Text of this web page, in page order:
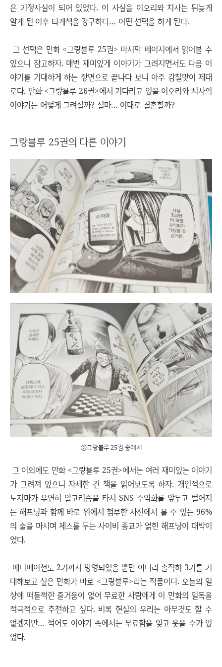
은 기정사실이 되어 있었다. 이 사실을 이오리와 치사는 뒤늦게
알게 된 이후 타개책을 강구하다… 어떤 선택을 하게 된다.
그 선택은 만화 <그랑블루 25권> 마지막 페이지에서 읽어볼 수
있으니 참고하자. 매번 재미있게 이야기가 그려지면서도 다음 이
야기를 기대하게 하는 장면으로 끝나다 보니 아주 감칠맛이 제대
로다. 만화 <그랑블루 26권>에서 기다리고 있을 이오리와 치사의
이야기는 어떻게 그려질까? 설마… 이대로 결혼할까?
그랑블루 25권의 다른 이야기
ⓒ그랑블루 25권 중에서
그 이외에도 만화 <그랑블루 25권>에서는 여러 재미있는 이야기
가 그려져 있으니 자세한 건 책을 읽어보도록 하자. 개인적으로
노지마가 우연히 알고리즘을 타서 SNS 수익화를 앞두고 벌어지
는 해프닝과 함께 바로 위에서 첨부한 사진에서 볼 수 있는 96%
의 술을 마시며 체스를 두는 사이비 종교가 얽힌 해프닝이 대박이
었다.
애니메이션도 2기까지 방영되었을 뿐만 아니라 솔직히 3기를 기
대해보고 싶은 만화가 바로 <그랑블루>라는 작품이다. 오늘의 일
상에 떠들썩한 즐거움이 없어 무료한 사람에게 이 만화의 일독을
적극적으로 추천하고 싶다. 비록 현실의 우리는 아무것도 할 수
없겠지만… 적어도 이야기 속에서는 무료함을 잊고 웃을 수가 있
었다.